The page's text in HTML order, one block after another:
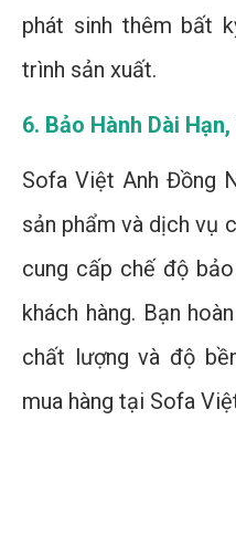
phát sinh thêm bất
trình sản xuất.
6. Bảo Hành Dài Hạn,
Sofa Việt Anh Đồng
sản phẩm và dịch vụ
cung cấp chế độ
khách hàng. Bạn
chất lượng và độ
mua hàng tại Sofa